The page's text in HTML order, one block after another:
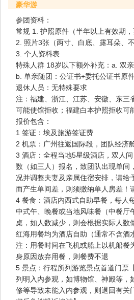
豪华游
参团资料：
常规 1. 护照原件（半年以上有效
2. 照片3张（两寸、白底、露耳朵、
3. 个人资料表
特殊人群 18岁以下额外补充：a.
b. 单亲随团：公证书+委托公证书原
退休人员：无特殊要求
注：福建、浙江、江苏、安徽、东三
可能使馆拒收；福建白本护照拒收可
报价包含：
1 签证：埃及旅游签证费
2 机票：广州往返国际段，团队经济
3 酒店：全程当地5星级酒店，双人间【散客拼团，凡单人或单
数（如三人）报名，致团队出现单间
况并调整夫妻及亲属住宿安排，请给
而产生单间差，则须缴纳单人房差！
4 餐食：酒店内西式自助早餐，每人
中式午、晚餐或当地风味餐（中餐厅
桌，如人数减少，则会根据实际人数
红海用餐均为酒店自助（通常不含酒
注：用餐时间在飞机或船上以机船餐
身原因放弃用餐，则餐费不退
5 景点：行程所列游览景点首道门票【注：行程中有部分景点，
列明入内参观，如博物馆、神殿等，
修等导致未能入内参观，则退回有关